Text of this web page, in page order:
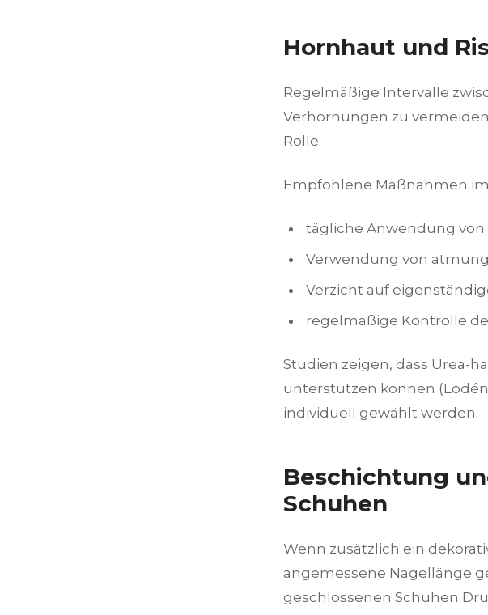
Hornhaut und
Regelmäßige Intervalle
Verhornungen zu
Rolle.
Empfohlene Maßnahmen
tägliche Anwendung
Verwendung von
Verzicht auf
regelmäßige Kontrolle
Studien zeigen, dass Urea-
unterstützen können (Lodén
individuell gewählt werden.
Beschichtung
Schuhen
Wenn zusätzlich ein
angemessene Nagellänge
geschlossenen Schuhen